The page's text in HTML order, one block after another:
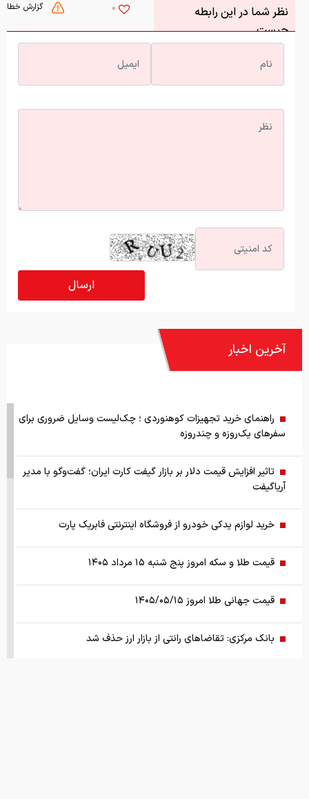
گزارش خطا 0
نظر شما در این رابطه
چیست
آخرین اخبار
راهنمای خرید تجهیزات کوهنوردی ؛ چک‌لیست وسایل ضروری برای
سفرهای یک‌روزه و چندروزه
تاثیر افزایش قیمت دلار بر بازار گیفت کارت ایران؛ گفت‌وگو با مدیر
آریاگیفت
خرید لوازم یدکی خودرو از فروشگاه اینترنتی فابریک پارت
قیمت طلا و سکه امروز پنج شنبه ۱۵ مرداد ۱۴۰۵
قیمت جهانی طلا امروز ۱۴۰۵/۰۵/۱۵
بانک مرکزی: تقاضا‌های رانتی از بازار ارز حذف شد